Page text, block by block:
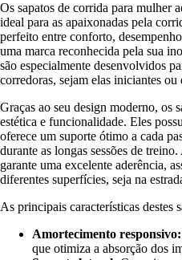
Os sapatos de corrida para mulher
ideal para as apaixonadas pela
perfeito entre conforto,
uma marca reconhecida pela sua
são especialmente desenvolvidos
corredoras, sejam elas iniciantes ou
Graças ao seu design moderno, os
estética e funcionalidade. Eles
oferece um suporte ótimo a cada
durante as longas sessões de
garante uma excelente aderência,
diferentes superfícies, seja na
As principais características destes
Amortecimento responsivo:
que otimiza a absorção dos